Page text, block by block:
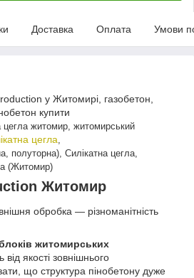
Доставка Оплата Умови
у Житомирі, газобетон,
купити
цегла житомир, житомирський
цегла
полуторна), Силікатна цегла,
(Житомир)
Житомир
обробка ― різноманітність
житомирських
якості зовнішнього
що структура пінобетону дуже